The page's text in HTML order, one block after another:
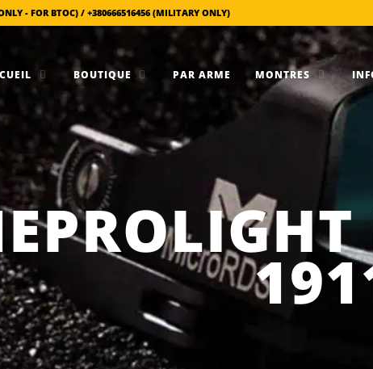
- FOR BTOC) / +380666516456 (MILITARY ONLY)
BOUTIQUE PAR ARME MONTRES